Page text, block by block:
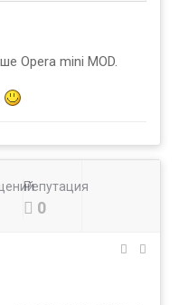
Opera mini MOD.
Репутация
0